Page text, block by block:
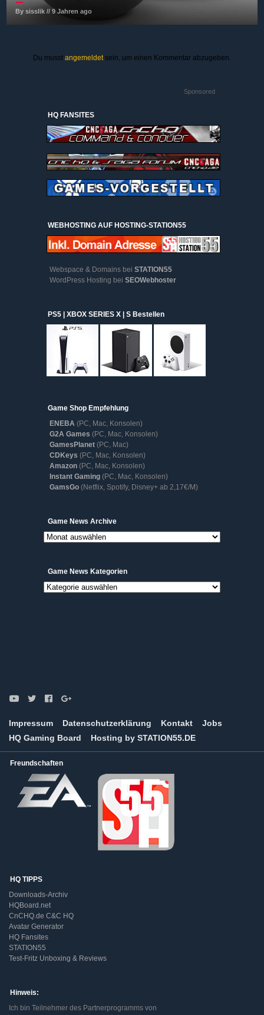
By sisslik // 9 Jahren ago
Du musst angemeldetsein, um einen Kommentar abzugeben.
Sponsored
HQ FANSITES
WEBHOSTING AUF HOSTING-STATION55
Webspace & Domains bei STATION55
WordPress Hosting bei SEOWebhoster
PS5 | XBOX SERIES X | S Bestellen
Game Shop Empfehlung
ENEBA (PC, Mac, Konsolen)
G2A Games (PC, Mac, Konsolen)
GamesPlanet (PC, Mac)
CDKeys (PC, Mac, Konsolen)
Amazon (PC, Mac, Konsolen)
Instant Gaming (PC, Mac, Konsolen)
GamsGo (Netflix, Spotify, Disney+ ab 2,17€/M)
Game News ArchiveGame
News
Archive
Game News Kategorien
Game
Impressum Datenschutzerklärung Kontakt
Jobs
HQ Gaming Board
Hosting by STATION55.DE
Freundschaften
HQ TIPPS
Downloads-Archiv
HQBoard.net
CnCHQ.de C&C HQ
Avatar Generator
HQ Fansites
STATION55
Test-Fritz Unboxing & Reviews
Hinweis:
Ich bin Teilnehmer des Partnerprogramms von